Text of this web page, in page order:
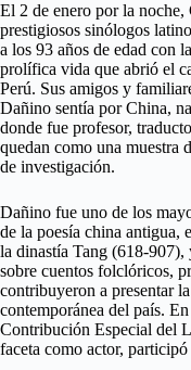
El 2 de enero por la
prestigiosos sinólogos
a los 93 años de edad con
prolífica vida que abrió el
Perú. Sus amigos y
Dañino sentía por China,
donde fue profesor,
quedan como una muestra
de investigación.
Dañino fue uno de los
de la poesía china antigua,
la dinastía Tang (618-
sobre cuentos folclóricos,
contribuyeron a presentar
contemporánea del país.
Contribución Especial del
faceta como actor,